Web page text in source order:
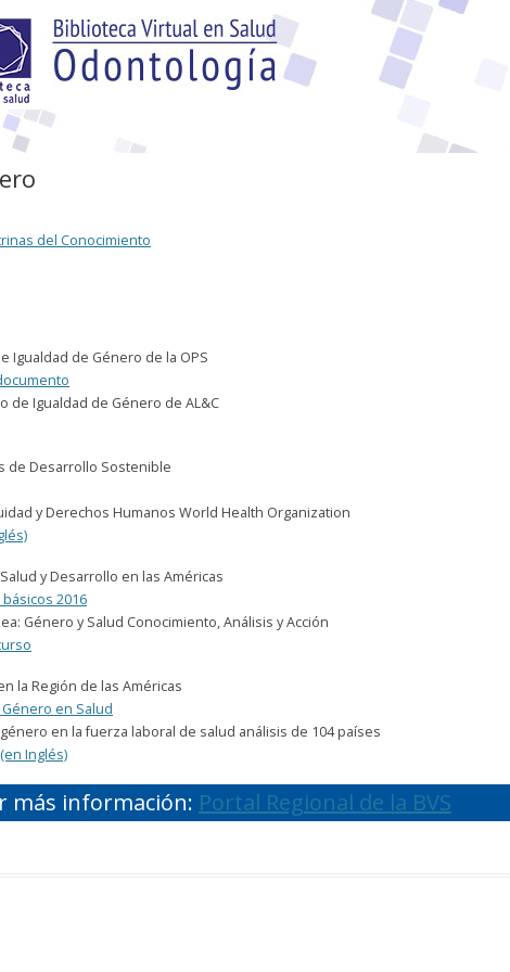
del Conocimiento
Igualdad de Género de la OPS
de Igualdad de Género de AL&C
de Desarrollo Sostenible
y Derechos Humanos World Health Organization
y Desarrollo en las Américas
2016
Género y Salud Conocimiento, Análisis y Acción
la Región de las Américas
en Salud
en la fuerza laboral de salud análisis de 104 países
Inglés)
más información: Portal Regional de la BVS